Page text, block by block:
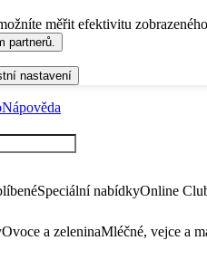
měřit efektivitu
partnerů.
nastavení
Nápověda
Speciální nabídkyOnline
Ovoce a zeleninaMléčné, vejce a